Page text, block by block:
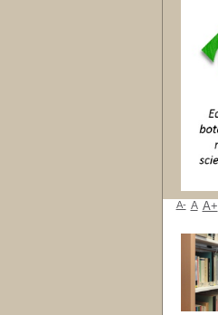
A- A A+